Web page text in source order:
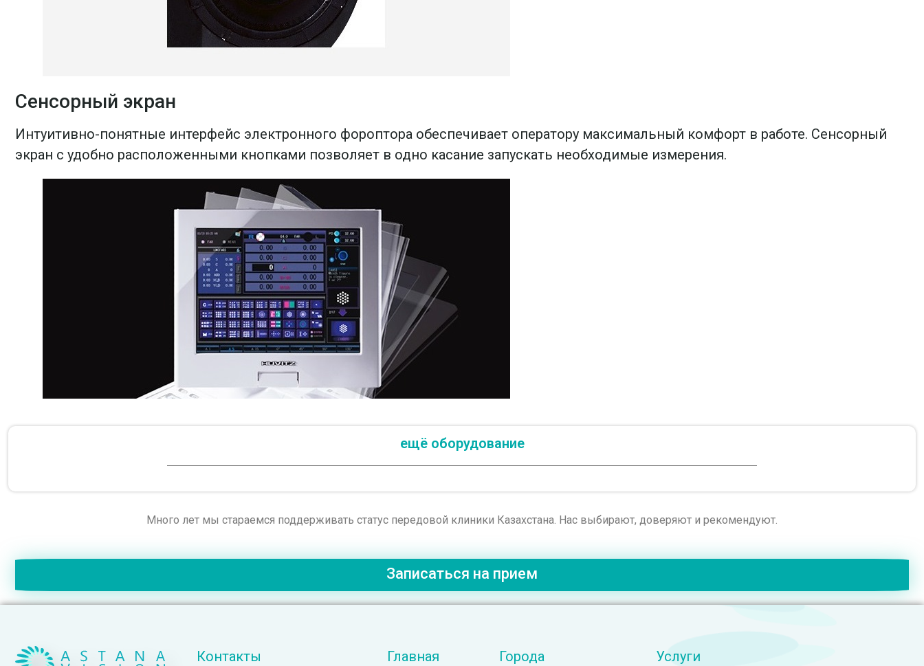
Сенсорный экран
Интуитивно-понятные интерфейс электронного фороптора обеспечивает оператору максимальный комфорт в работе. Сенсорный
экран с удобно расположенными кнопками позволяет в одно касание запускать необходимые измерения.
ещё оборудование
Много лет мы стараемся поддерживать статус передовой клиники Казахстана. Нас выбирают, доверяют и рекомендуют.
Записаться на прием
Контакты Главная Города Услуги